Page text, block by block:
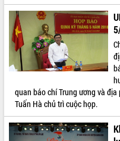
Đắk Lắk công bố Quy hoạch và xúc
tiến đầu tư tỉnh
Ngành cá ngừ Đắk Lắk chủ động
ứng để giữ vững thị trường xuất
Diễn đàn Kinh tế tư nhân Việt Nam
phá cơ chế - Hợp tác công tư
Đề án 06 tạo bước ngoặt đột phá
cải cách hành chính tỉnh Đắk Lắk
Kết nối tour, đẩy mạnh chuyển đổi
để phát triển du lịch Đắk Lắk
quan báo chí Trung ương và
Tuấn Hà chủ trì cuộc họp.